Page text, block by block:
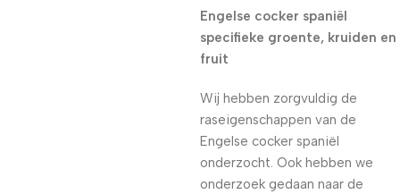
Engelse cocker spaniël
specifieke groente, kruiden en
fruit
Wij hebben zorgvuldig de
raseigenschappen van de
Engelse cocker spaniël
onderzocht. Ook hebben we
onderzoek gedaan naar de